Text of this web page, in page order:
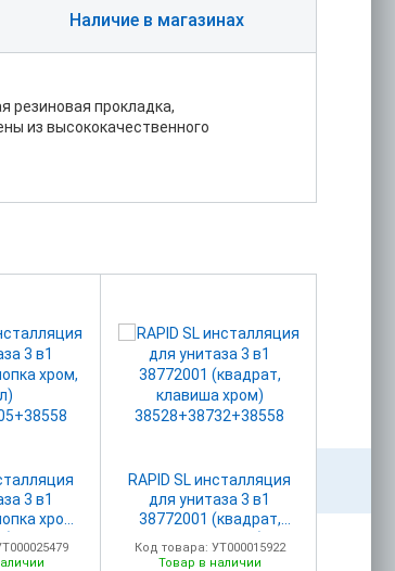
Наличие в магазинах
резиновая прокладка,
из высококачественного
3 в1
хром,
RAPID SL инсталляция
для унитаза 3 в1
38772001 (квадрат,
38528+38732+38558
Код товара: УТ000015922
Товар в наличии
с